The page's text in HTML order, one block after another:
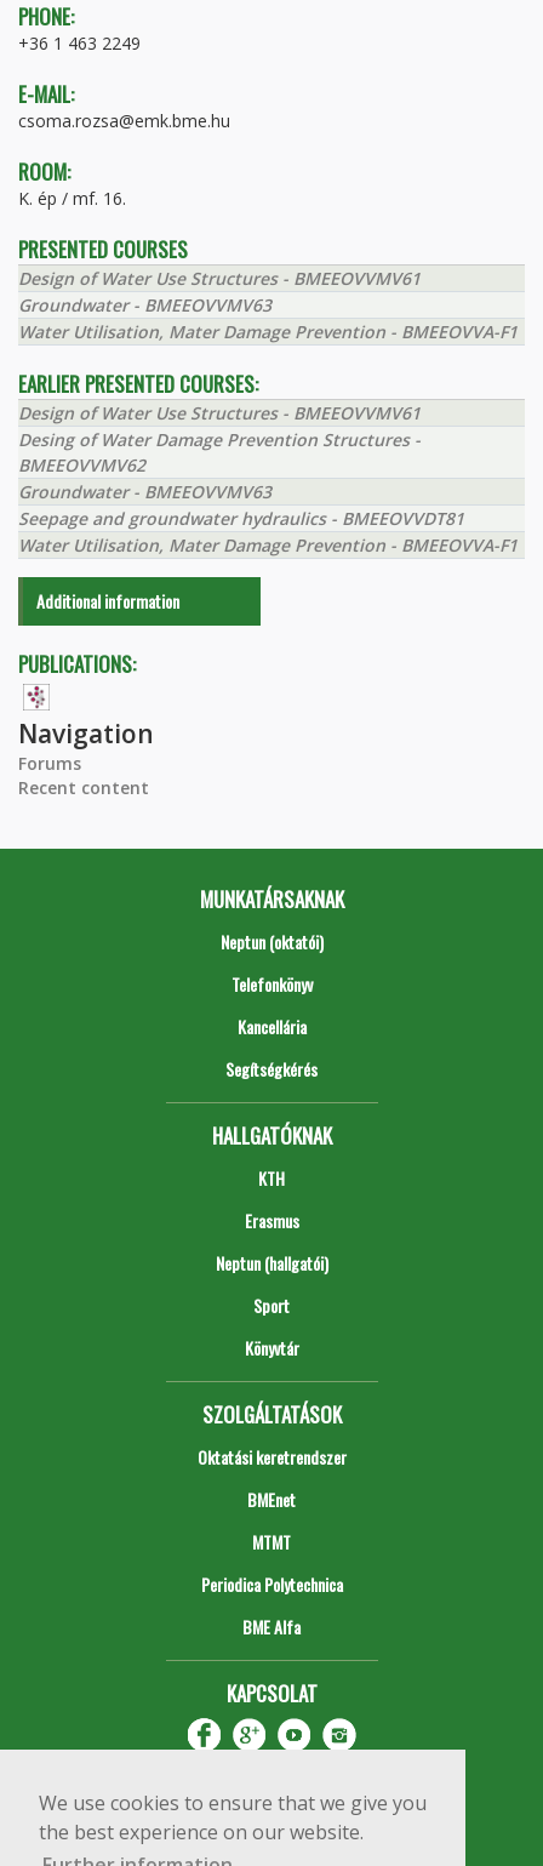
We use cookies to ensure that we give you
the best experience on our website.
PHONE:
+36 1 463 2249
E-MAIL:
csoma.rozsa@emk.bme.hu
ROOM:
K. ép / mf. 16.
PRESENTED COURSES
Design of Water Use Structures - BMEEOVVMV61
Groundwater - BMEEOVVMV63
Water Utilisation, Mater Damage Prevention - BMEEOVVA-F1
EARLIER PRESENTED COURSES:
Design of Water Use Structures - BMEEOVVMV61
Desing of Water Damage Prevention Structures -
BMEEOVVMV62
Groundwater - BMEEOVVMV63
Seepage and groundwater hydraulics - BMEEOVVDT81
Water Utilisation, Mater Damage Prevention - BMEEOVVA-F1
Additional information
PUBLICATIONS:
Navigation
Forums
Recent content
MUNKATÁRSAKNAK
Neptun (oktatói)
Telefonkönyv
Kancellária
Segítségkérés
HALLGATÓKNAK
KTH
Erasmus
Neptun (hallgatói)
Sport
Könyvtár
SZOLGÁLTATÁSOK
Oktatási keretrendszer
BMEnet
MTMT
Periodica Polytechnica
BME Alfa
KAPCSOLAT